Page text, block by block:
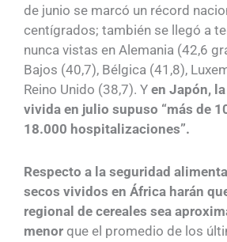
de junio se marcó un récord
centígrados; también se llegó a
nunca vistas en Alemania (42,6
Bajos (40,7), Bélgica (41,8),
Reino Unido (38,7). Y en Japón,
vivida en julio supuso “más de
18.000 hospitalizaciones”.
Respecto a la seguridad
secos vividos en África harán
regional de cereales sea
menor que el promedio de los